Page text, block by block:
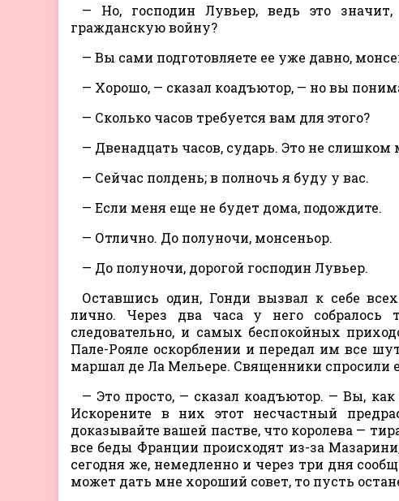
— Но, господин Лувьер, ведь это значит,
гражданскую войну?
— Вы сами подготовляете ее уже давно,
— Хорошо, — сказал коадъютор, — но вы
— Сколько часов требуется вам для этого?
— Двенадцать часов, сударь. Это не слишком
— Сейчас полдень; в полночь я буду у вас.
— Если меня еще не будет дома, подождите.
— Отлично. До полуночи, монсеньор.
— До полуночи, дорогой господин Лувьер.
Оставшись один, Гонди вызвал к себе
лично. Через два часа у него
следовательно, и самых беспокойных
Пале-Рояле оскорблении и передал им все
маршал де Ла Мельере. Священники спросили
— Это просто, — сказал коадъютор. — Вы,
Искорените в них этот несчастный
доказывайте вашей пастве, что королева —
все беды Франции происходят из-за
сегодня же, немедленно и через три дня
может дать мне хороший совет, то пусть